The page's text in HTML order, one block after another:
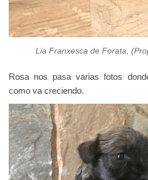
Lia Franxesca de Forata,
Rosa nos pasa varias fotos
como va creciendo.